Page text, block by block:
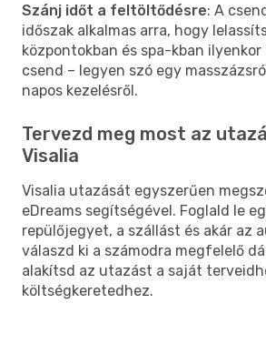
Szánj időt a feltöltődésre: A
időszak alkalmas arra, hogy
központokban és spa-kban ilyenkor
csend – legyen szó egy
napos kezelésről.
Tervezd meg most az
Visalia
Visalia utazását egyszerűen
eDreams segítségével. Foglald le
repülőjegyet, a szállást és akár az
válaszd ki a számodra megfelelő
alakítsd az utazást a saját
költségkeretedhez.